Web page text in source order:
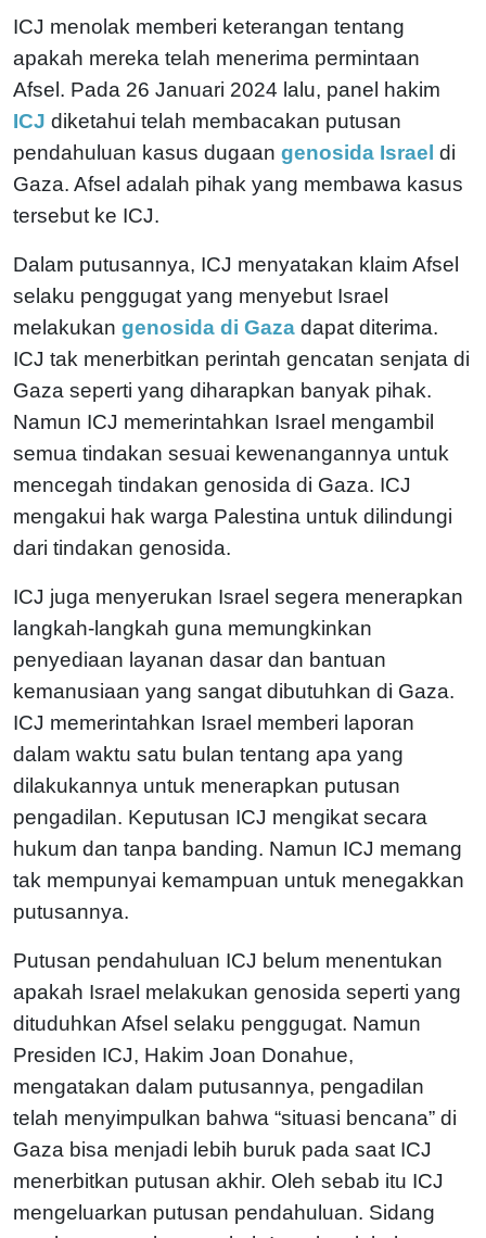
ICJ menolak memberi keterangan tentang
apakah mereka telah menerima permintaan
Afsel. Pada 26 Januari 2024 lalu, panel hakim
ICJ diketahui telah membacakan putusan
pendahuluan kasus dugaan genosida Israel di
Gaza. Afsel adalah pihak yang membawa kasus
tersebut ke ICJ.
Dalam putusannya, ICJ menyatakan klaim Afsel
selaku penggugat yang menyebut Israel
melakukan genosida di Gaza dapat diterima.
ICJ tak menerbitkan perintah gencatan senjata di
Gaza seperti yang diharapkan banyak pihak.
Namun ICJ memerintahkan Israel mengambil
semua tindakan sesuai kewenangannya untuk
mencegah tindakan genosida di Gaza. ICJ
mengakui hak warga Palestina untuk dilindungi
dari tindakan genosida.
ICJ juga menyerukan Israel segera menerapkan
langkah-langkah guna memungkinkan
penyediaan layanan dasar dan bantuan
kemanusiaan yang sangat dibutuhkan di Gaza.
ICJ memerintahkan Israel memberi laporan
dalam waktu satu bulan tentang apa yang
dilakukannya untuk menerapkan putusan
pengadilan. Keputusan ICJ mengikat secara
hukum dan tanpa banding. Namun ICJ memang
tak mempunyai kemampuan untuk menegakkan
putusannya.
Putusan pendahuluan ICJ belum menentukan
apakah Israel melakukan genosida seperti yang
dituduhkan Afsel selaku penggugat. Namun
Presiden ICJ, Hakim Joan Donahue,
mengatakan dalam putusannya, pengadilan
telah menyimpulkan bahwa “situasi bencana” di
Gaza bisa menjadi lebih buruk pada saat ICJ
menerbitkan putusan akhir. Oleh sebab itu ICJ
mengeluarkan putusan pendahuluan. Sidang